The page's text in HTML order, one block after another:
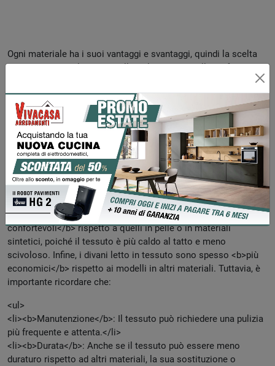
Ogni materiale ha i suoi vantaggi e svantaggi, quindi la scelta
può dipendere dal budget, dallo stile di vita e dalle preferenze
Perché i rivestimenti in tessuto sono i più
comuni per i divani letto?
I <b>rivestimenti in tessuto</b> sono i più comuni per i divani
letto principalmente per tre motivi. Prima di tutto, il tessuto
offre una vasta gamma di <b>colori e stili</b>, permettendo di
adattare il divano letto all'arredamento esistente. In secondo
luogo, i divani letto in tessuto sono generalmente <b>più
confortevoli</b> rispetto a quelli in pelle o in materiali
sintetici, poiché il tessuto è più caldo al tatto e meno
scivoloso. Infine, i divani letto in tessuto sono spesso <b>più
economici</b> rispetto ai modelli in altri materiali. Tuttavia, è
importante ricordare che:
<ul>
<li><b>Manutenzione</b>: Il tessuto può richiedere una pulizia
più frequente e attenta.</li>
<li><b>Durata</b>: Anche se il tessuto può essere meno
duraturo rispetto ad altri materiali, la sua sostituzione o